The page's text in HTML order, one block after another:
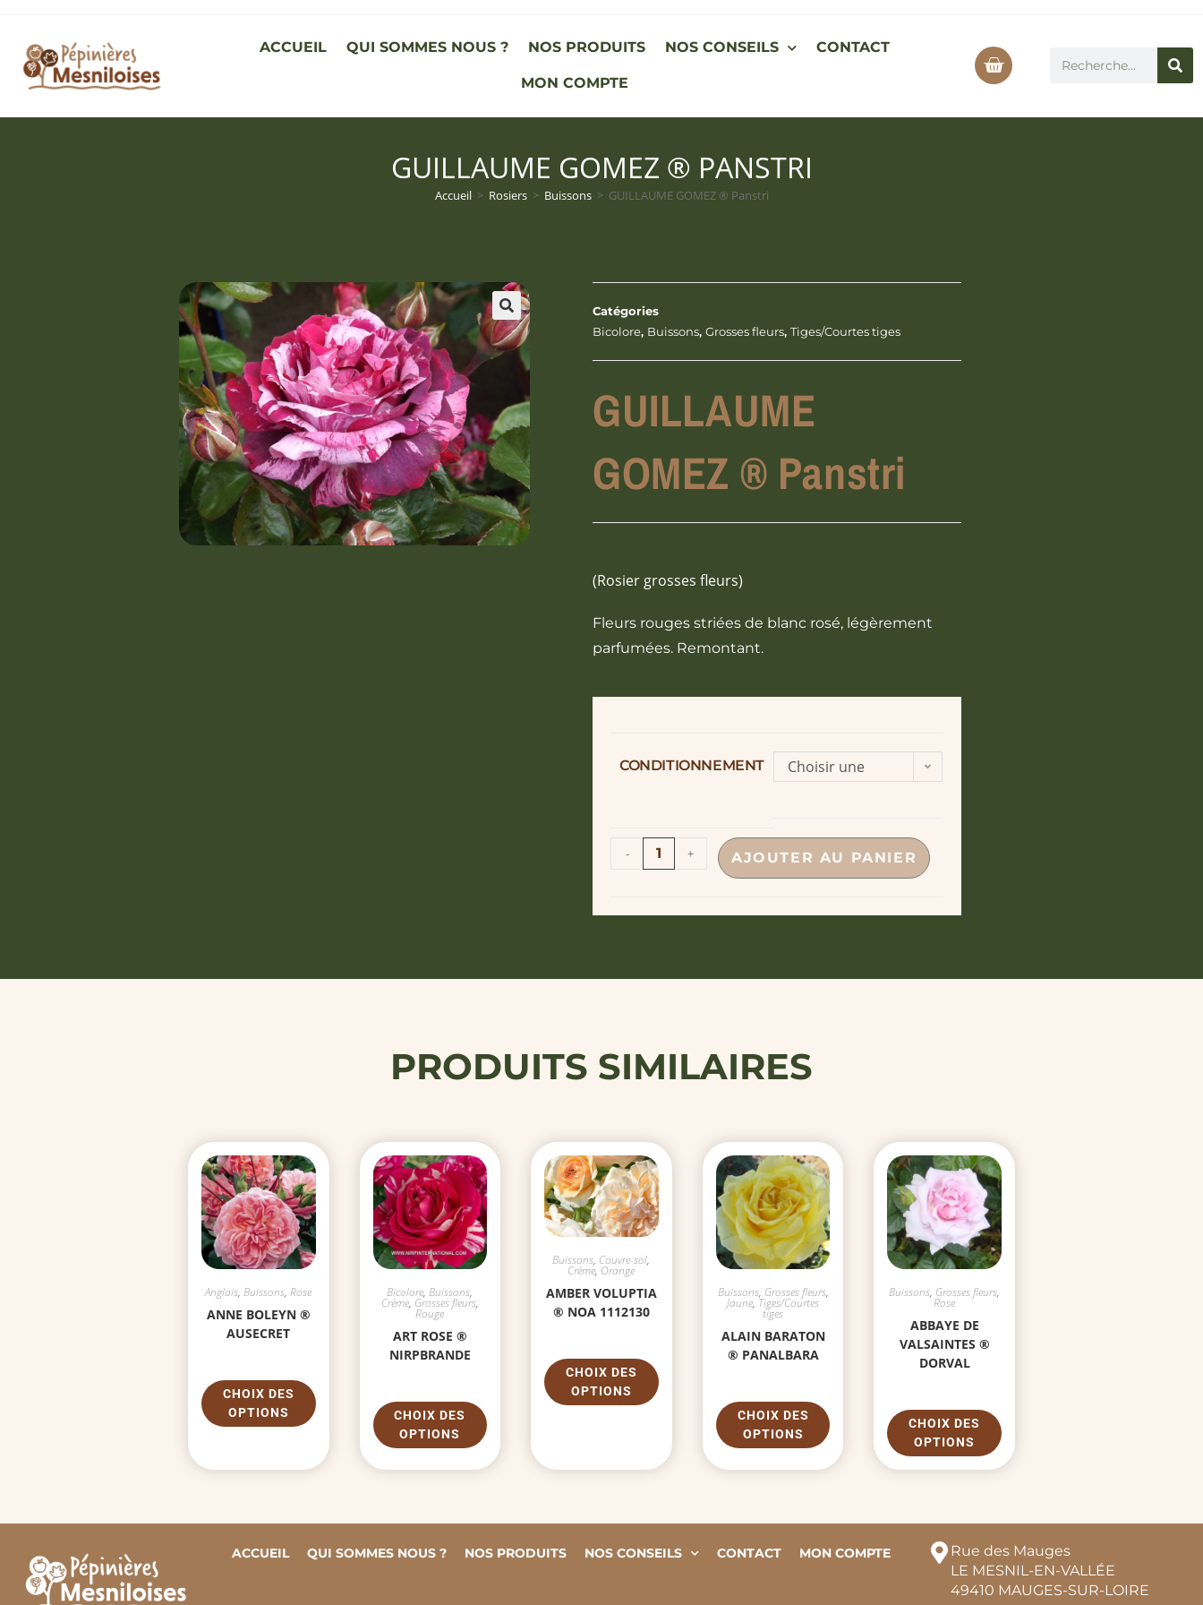
ACCUEIL QUI SOMMES NOUS ? NOS PRODUITS NOS CONSEILS CONTACT
MON COMPTE
GUILLAUME GOMEZ ® PANSTRI
Accueil > Rosiers > Buissons > GUILLAUME GOMEZ ® Panstri
Catégories
Bicolore, Buissons,Grosses fleurs,Tiges/Courtes tiges
GUILLAUME
GOMEZ ® Panstri
(Rosier grosses fleurs)
Fleurs rouges striées de blanc rosé, légèrement
parfumées. Remontant.
CONDITIONNEMENT
Choisir une
- + AJOUTER AU PANIER
PRODUITS SIMILAIRES
Anglais,Buissons,Rose
ANNE BOLEYN ®
AUSECRET
CHOIX DES
OPTIONS
Bicolore,Buissons,
Crème, Grosses fleurs,
Rouge
ART ROSE ®
NIRPBRANDE
CHOIX DES
OPTIONS
Buissons, Couvre-sol,
Crème, Orange
AMBER VOLUPTIA
® NOA 1112130
CHOIX DES
OPTIONS
Buissons, Grosses fleurs,
Jaune,Tiges/Courtes
tiges
ALAIN BARATON
® PANALBARA
CHOIX DES
OPTIONS
Buissons, Grosses fleurs,
Rose
ABBAYE DE
VALSAINTES ®
DORVAL
CHOIX DES
OPTIONS
ACCUEIL QUI SOMMES NOUS ? NOS PRODUITS NOS CONSEILS CONTACT MON COMPTE
Rue des Mauges
LE MESNIL-EN-VALLÉE
49410 MAUGES-SUR-LOIRE